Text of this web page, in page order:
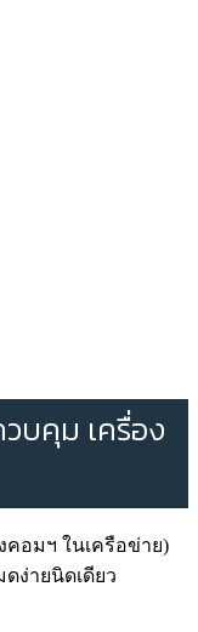
บคุม เครื่อง
ง่ายนิดเดียว